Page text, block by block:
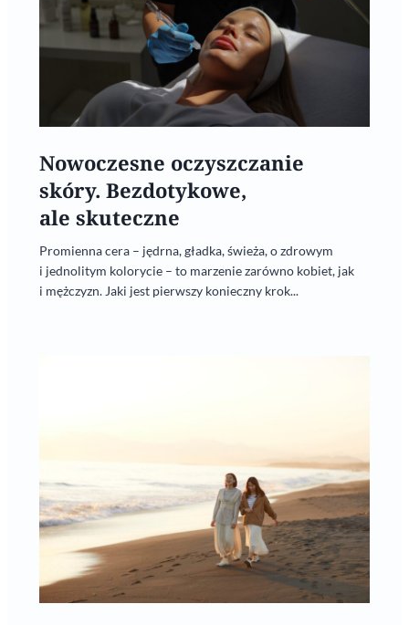
Nowoczesne oczyszczanie
skóry. Bezdotykowe,
ale skuteczne
Promienna cera – jędrna, gładka, świeża, o zdrowym
i jednolitym kolorycie – to marzenie zarówno kobiet, jak
i mężczyzn. Jaki jest pierwszy konieczny krok...